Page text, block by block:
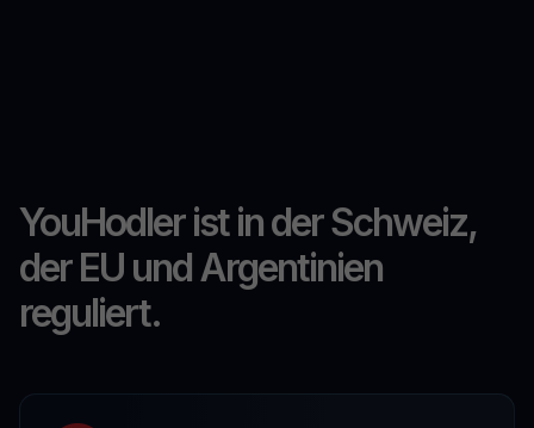
YouHodler ist in der Schweiz,
der EU und Argentinien
reguliert.